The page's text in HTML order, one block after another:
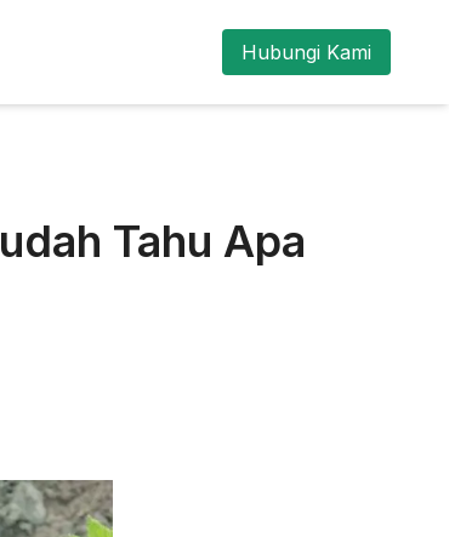
Hubungi Kami
Tahu Apa